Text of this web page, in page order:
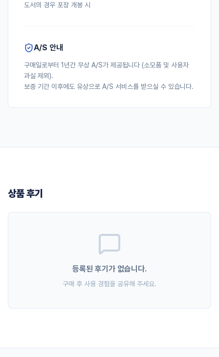
도서의 경우 포장 개봉 시
A/S 안내
구매일로부터 1년간 무상 A/S가 제공됩니다 (소모품 및 사용자
과실 제외).
보증 기간 이후에도 유상으로 A/S 서비스를 받으실 수 있습니다.
상품 후기
등록된 후기가 없습니다.
구매 후 사용 경험을 공유해 주세요.